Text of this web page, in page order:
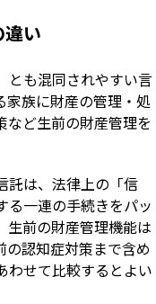
い
とも混同されやすい言
家族に財産の管理・処
など生前の財産管理を
託は、法律上の「信
る一連の手続きをパッ
生前の財産管理機能は
認知症対策まで含め
わせて比較するとよい